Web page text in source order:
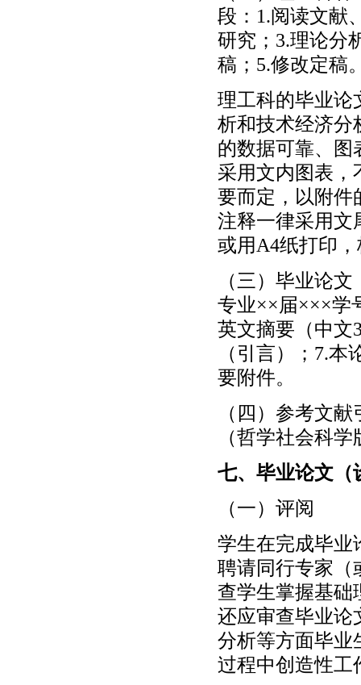
段：1.阅读文献
研究；3.理论分
稿；5.修改定稿
理工科的毕业论
析和技术经济分
的数据可靠、图
采用文内图表，
要而定，以附件
注释一律采用文
或用A4纸打印
（三）毕业论
专业××届×××学
英文摘要（中文
（引言）；7.
要附件。
（四）参考文
（哲学社会科
七、毕业论文（
（一）评阅
学生在完成毕业
聘请同行专家（
查学生掌握基础
还应审查毕业论
分析等方面毕业
过程中创造性工